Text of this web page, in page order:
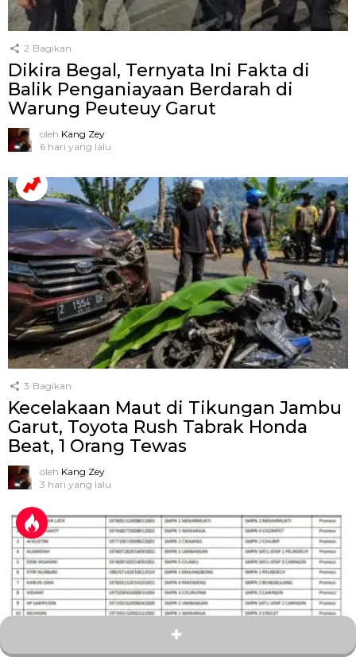
2 Bagikan
Dikira Begal, Ternyata Ini Fakta di
Balik Penganiayaan Berdarah di
Warung Peuteuy Garut
oleh Kang Zey
6 hari yang lalu
3 Bagikan
Kecelakaan Maut di Tikungan Jambu
Garut, Toyota Rush Tabrak Honda
Beat, 1 Orang Tewas
oleh Kang Zey
3 hari yang lalu